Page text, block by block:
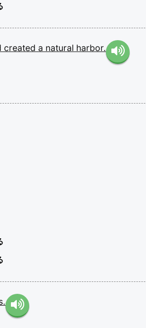
created a natural harbor.